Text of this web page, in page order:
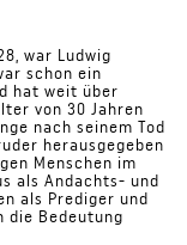
war Ludwig
schon ein
hat weit über
von 30 Jahren
nach seinem Tod
herausgegeben
Menschen im
als Andachts- und
als Prediger und
die Bedeutung